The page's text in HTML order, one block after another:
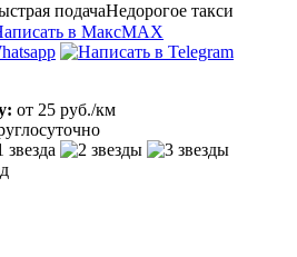
подачаНедорогое такси
MAX
от 25 руб./км